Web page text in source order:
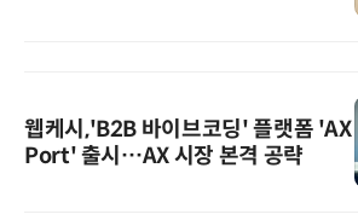
웹케시,'B2B 바이브코딩' 플랫폼 'AX
Port' 출시…AX 시장 본격 공략